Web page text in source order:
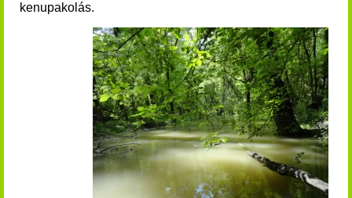
kenupakolás.